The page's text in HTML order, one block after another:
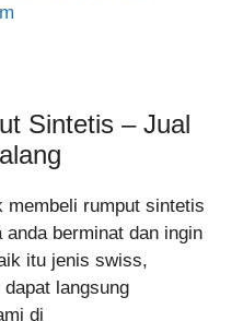
Sintetis – Jual
membeli rumput sintetis
berminat dan ingin
itu jenis swiss,
langsung
di